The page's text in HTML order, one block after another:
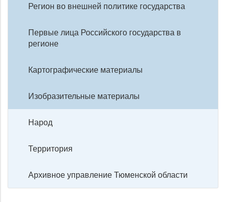
Регион во внешней политике государства
Первые лица Российского государства в
регионе
Картографические материалы
Изобразительные материалы
Народ
Территория
Архивное управление Тюменской области